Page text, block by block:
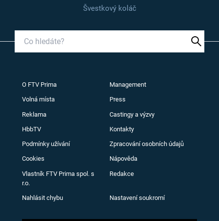
Švestkový koláč
O FTV Prima Management
Volná místa Press
Reklama Castingy a výzvy
HbbTV Kontakty
Podmínky užívání Zpracování osobních údajů
Cookies Nápověda
Vlastník FTV Prima spol. s
r.o.
Redakce
Nahlásit chybu Nastavení soukromí